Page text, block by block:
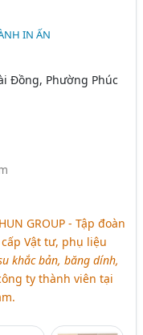
IN ẤN
Đồng, Phường Phúc
GROUP - Tập đoàn
Vật tư, phụ liệu
khắc bản, băng dính,
ty thành viên tại